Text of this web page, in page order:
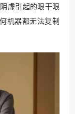
虚引起的眼干眼
机器都无法复制